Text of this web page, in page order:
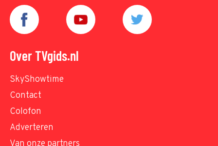
Over TVgids.nl
SkyShowtime
Contact
Colofon
Adverteren